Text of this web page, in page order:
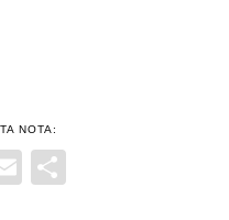
NOTA:
Email